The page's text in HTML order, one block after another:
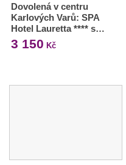
Dovolená v centru
Karlových Varů: SPA
Hotel Lauretta **** s…
3 150 Kč